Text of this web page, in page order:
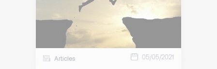
Articles 05/05/2021